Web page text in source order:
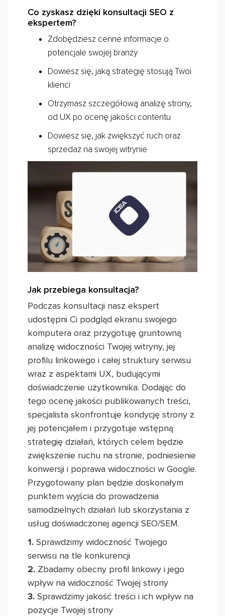
Co zyskasz dzięki konsultacji SEO z
ekspertem?
Zdobędziesz cenne informacje o
potencjale swojej branży
Dowiesz się, jaką strategię stosują Twoi
klienci
Otrzymasz szczegółową analizę strony,
od UX po ocenę jakości contentu
Dowiesz się, jak zwiększyć ruch oraz
sprzedaż na swojej witrynie
Jak przebiega konsultacja?
Podczas konsultacji nasz ekspert
udostępni Ci podgląd ekranu swojego
komputera oraz przygotuję gruntowną
analizę widoczności Twojej witryny, jej
profilu linkowego i całej struktury serwisu
wraz z aspektami UX, budującymi
doświadczenie użytkownika. Dodając do
tego ocenę jakości publikowanych treści,
specjalista skonfrontuje kondycję strony z
jej potencjałem i przygotuje wstępną
strategię działań, których celem będzie
zwiększenie ruchu na stronie, podniesienie
konwersji i poprawa widoczności w Google.
Przygotowany plan będzie doskonałym
punktem wyjścia do prowadzenia
samodzielnych działań lub skorzystania z
usług doświadczonej agencji SEO/SEM.
1. Sprawdzimy widoczność Twojego
serwisu na tle konkurencji
2. Zbadamy obecny profil linkowy i jego
wpływ na widoczność Twojej strony
3. Sprawdzimy jakość treści i ich wpływ na
pozycje Twojej strony